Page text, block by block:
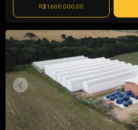
R$ 1.600.000,00